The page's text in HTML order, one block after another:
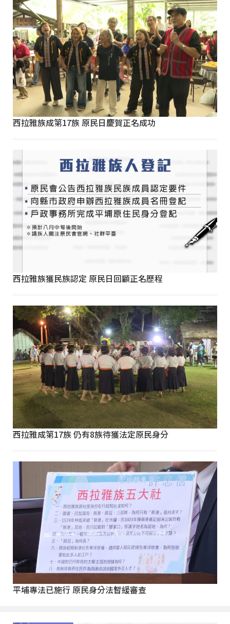
西拉雅族成第17族 原民日慶賀正名成功
西拉雅族獲民族認定 原民日回顧正名歷程
西拉雅成第17族 仍有8族待獲法定原民身分
平埔專法已施行 原民身分法暫緩審查